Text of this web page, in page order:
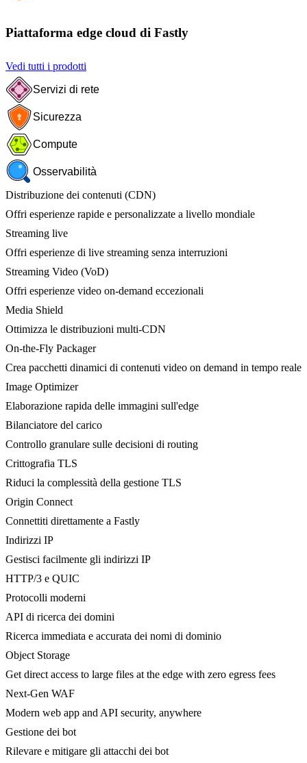
Piattaforma edge cloud di Fastly
Vedi tutti i prodotti
Servizi di rete
Sicurezza
Compute
Osservabilità
Distribuzione dei contenuti (CDN)
Offri esperienze rapide e personalizzate a livello mondiale
Streaming live
Offri esperienze di live streaming senza interruzioni
Streaming Video (VoD)
Offri esperienze video on-demand eccezionali
Media Shield
Ottimizza le distribuzioni multi-CDN
On-the-Fly Packager
Crea pacchetti dinamici di contenuti video on demand in tempo reale
Image Optimizer
Elaborazione rapida delle immagini sull'edge
Bilanciatore del carico
Controllo granulare sulle decisioni di routing
Crittografia TLS
Riduci la complessità della gestione TLS
Origin Connect
Connettiti direttamente a Fastly
Indirizzi IP
Gestisci facilmente gli indirizzi IP
HTTP/3 e QUIC
Protocolli moderni
API di ricerca dei domini
Ricerca immediata e accurata dei nomi di dominio
Object Storage
Get direct access to large files at the edge with zero egress fees
Next-Gen WAF
Modern web app and API security, anywhere
Gestione dei bot
Rilevare e mitigare gli attacchi dei bot